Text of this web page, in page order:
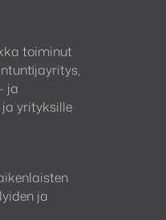
kohden
tehoa kanavaa
kanavan ollessa
toiminut
ja
yrityksille
ja